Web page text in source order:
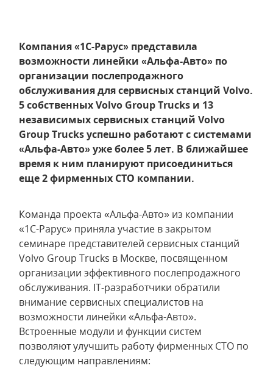
Компания «1С-Рарус» представила
возможности линейки «Альфа-Авто» по
организации послепродажного
обслуживания для сервисных станций Volvo.
5 собственных Volvo Group Trucks и 13
независимых сервисных станций Volvo
Group Trucks успешно работают с системами
«Альфа-Авто» уже более 5 лет. В ближайшее
время к ним планируют присоединиться
еще 2 фирменных СТО компании.
Команда проекта «Альфа-Авто» из компании
«1С-Рарус» приняла участие в закрытом
семинаре представителей сервисных станций
Volvo Group Trucks в Москве, посвященном
организации эффективного послепродажного
обслуживания. IT-разработчики обратили
внимание сервисных специалистов на
возможности линейки «Альфа-Авто».
Встроенные модули и функции систем
позволяют улучшить работу фирменных СТО по
следующим направлениям: